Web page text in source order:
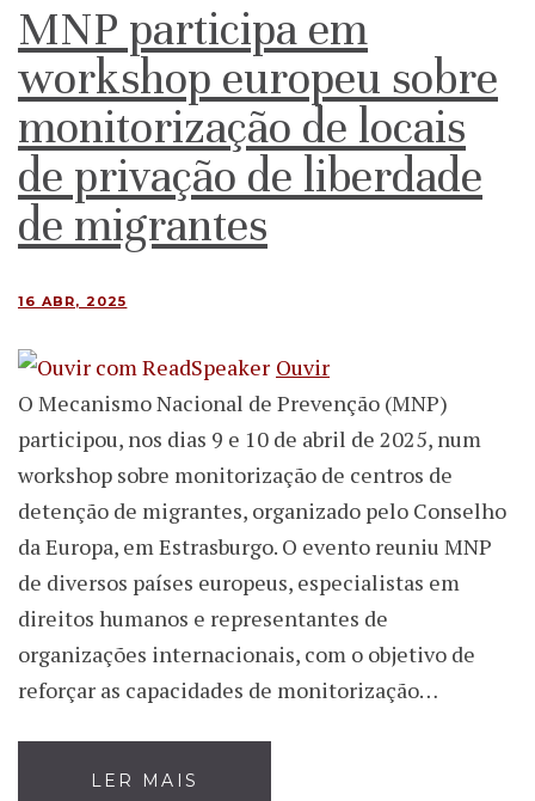
MNP participa em
workshop europeu sobre
monitorização de locais
de privação de liberdade
de migrantes
16 ABR, 2025
Ouvir
O Mecanismo Nacional de Prevenção (MNP)
participou, nos dias 9 e 10 de abril de 2025, num
workshop sobre monitorização de centros de
detenção de migrantes, organizado pelo Conselho
da Europa, em Estrasburgo. O evento reuniu MNP
de diversos países europeus, especialistas em
direitos humanos e representantes de
organizações internacionais, com o objetivo de
reforçar as capacidades de monitorização…
LER MAIS